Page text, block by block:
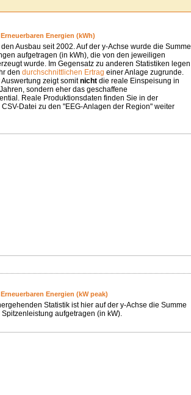
Energien (kWh)
Ausbau seit 2002. Auf der y-Achse wurde die Summe
aufgetragen (in kWh), die von den jeweiligen
wurde. Im Gegensatz zu anderen Statistiken legen
den durchschnittlichen Ertrag einer Anlage zugrunde.
Auswertung zeigt somitnicht die reale Einspeisung in
sondern eher das geschaffene
Reale Produktionsdaten finden Sie in der
Datei zu den "EEG-Anlagen der Region" weiter
Energien (kW peak)
Statistik ist hier auf der y-Achse die Summe
aufgetragen (in kW).